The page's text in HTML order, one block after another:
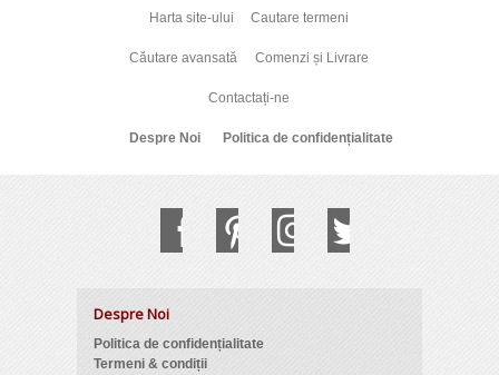
Harta site-ului Cautare termeni
Căutare avansată Comenzi și Livrare
Contactați-ne
Despre Noi Politica de confidențialitate
Despre Noi
Politica de confidențialitate
Termeni & condiții